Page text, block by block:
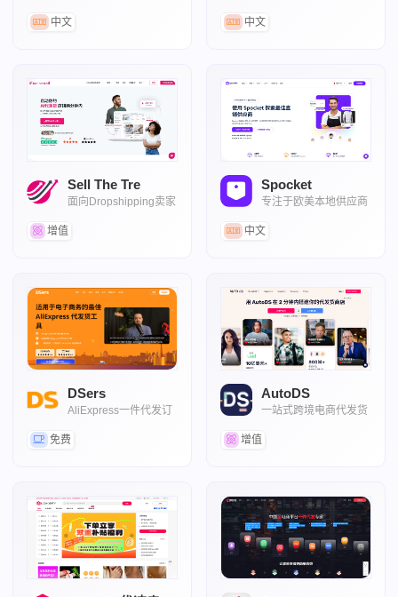
中文
中文
Sell The Tre
面向Dropshipping卖家
增值
Spocket
专注于欧美本地供应商
中文
DSers
AliExpress一件代发订
免费
AutoDS
一站式跨境电商代发货
增值